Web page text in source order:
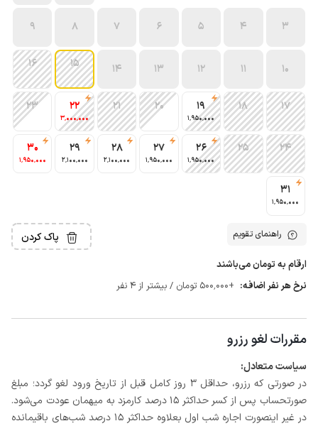
3
4
5
6
7
8
9
10
11
12
13
14
15
16
17
18
19
1٬950٬000
20
21
22
3٬000٬000
23
24
25
26
1٬950٬000
27
1٬950٬000
28
2٬100٬000
29
2٬100٬000
30
1٬950٬000
31
1٬950٬000
راهنمای تقویم پاک کردن
ارقام به تومان می‌باشند
نرخ هر نفر اضافه: +500٬000 تومان / بیشتر از 4 نفر
مقررات لغو رزرو
سیاست متعادل:
در صورتی که رزرو، حداقل 3 روز کامل قبل از تاریخ ورود لغو گردد؛ مبلغ
صورتحساب پس از کسر حداکثر 15 درصد کارمزد به میهمان عودت می‌شود.
در غیر اینصورت اجاره شب اول بعلاوه حداکثر 15 درصد شب‌های باقیمانده